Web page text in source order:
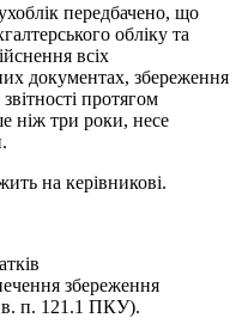
передбачено, що
обліку та
всіх
документах, збереження
протягом
ніж три роки, несе
на керівникові.
збереження
п. 121.1 ПКУ).